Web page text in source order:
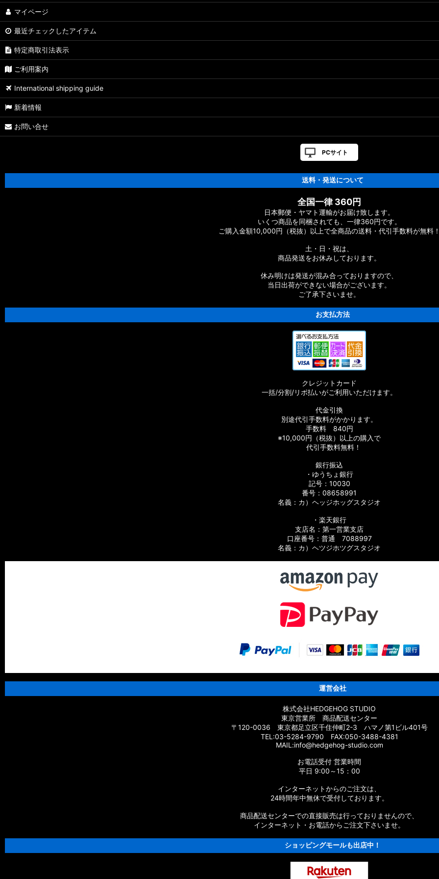
マイページ
最近チェックしたアイテム
特定商取引法表示
ご利用案内
International shipping guide
新着情報
お問い合せ
PCサイト
送料・発送について
全国一律 360円
日本郵便・ヤマト運輸がお届け致します。
いくつ商品を同梱されても、一律360円です。
ご購入金額10,000円（税抜）以上で全商品の送料・代引手数料が無料
土・日・祝は、
商品発送をお休みしております。
休み明けは発送が混み合っておりますので、
当日出荷ができない場合がございます。
ご了承下さいませ。
お支払方法
クレジットカード
一括/分割/リボ払いがご利用いただけます。
代金引換
別途代引手数料がかかります。
手数料 840円
※10,000円（税抜）以上の購入で
代引手数料無料！
銀行振込
・ゆうちょ銀行
記号：10030
番号：08658991
名義：カ）ヘッジホッグスタジオ
・楽天銀行
支店名：第一営業支店
口座番号：普通 7088997
名義：カ）ヘツジホツグスタジオ
運営会社
株式会社HEDGEHOG STUDIO
東京営業所 商品配送センター
〒120-0036 東京都足立区千住仲町2-3 ハマノ第1ビル401号
TEL:03-5284-9790 FAX:050-3488-4381
MAIL:info@hedgehog-studio.com
お電話受付 営業時間
平日 9:00～15：00
インターネットからのご注文は、
24時間年中無休で受付しております。
商品配送センターでの直接販売は行っておりませんので、
インターネット・お電話からご注文下さいませ。
ショッピングモールも出店中！